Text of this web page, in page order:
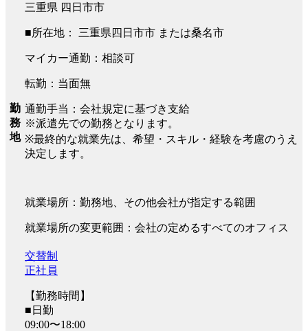
勤
務
地
三重県 四日市市
■所在地： 三重県四日市市 または桑名市
マイカー通勤：相談可
転勤：当面無
通勤手当：会社規定に基づき支給
※派遣先での勤務となります。
※最終的な就業先は、希望・スキル・経験を考慮のうえ
決定します。
就業場所：勤務地、その他会社が指定する範囲
就業場所の変更範囲：会社の定めるすべてのオフィス
交替制
正社員
【勤務時間】
■日勤
09:00〜18:00